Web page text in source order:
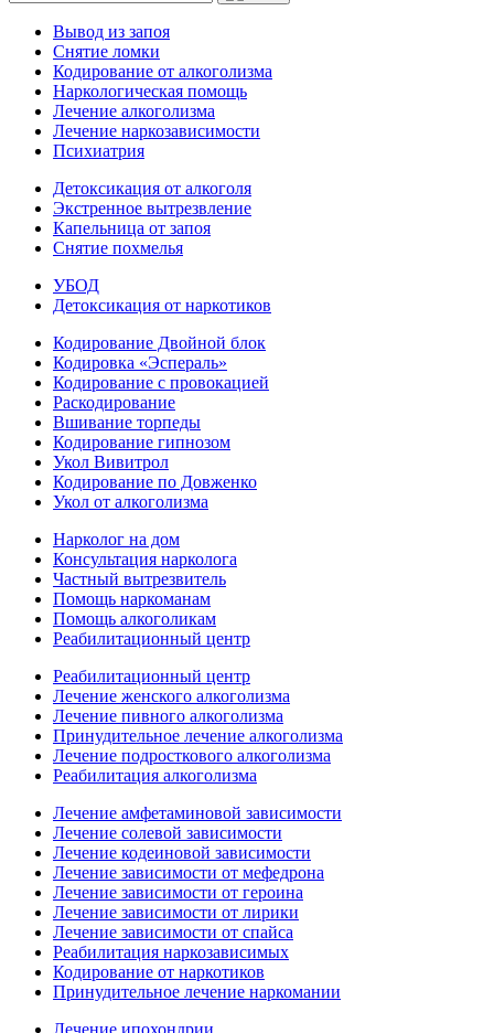
Вывод из запоя
Снятие ломки
Кодирование от алкоголизма
Наркологическая помощь
Лечение алкоголизма
Лечение наркозависимости
Психиатрия
Детоксикация от алкоголя
Экстренное вытрезвление
Капельница от запоя
Снятие похмелья
УБОД
Детоксикация от наркотиков
Кодирование Двойной блок
Кодировка «Эспераль»
Кодирование с провокацией
Раскодирование
Вшивание торпеды
Кодирование гипнозом
Укол Вивитрол
Кодирование по Довженко
Укол от алкоголизма
Нарколог на дом
Консультация нарколога
Частный вытрезвитель
Помощь наркоманам
Помощь алкоголикам
Реабилитационный центр
Реабилитационный центр
Лечение женского алкоголизма
Лечение пивного алкоголизма
Принудительное лечение алкоголизма
Лечение подросткового алкоголизма
Реабилитация алкоголизма
Лечение амфетаминовой зависимости
Лечение солевой зависимости
Лечение кодеиновой зависимости
Лечение зависимости от мефедрона
Лечение зависимости от героина
Лечение зависимости от лирики
Лечение зависимости от спайса
Реабилитация наркозависимых
Кодирование от наркотиков
Принудительное лечение наркомании
Лечение ипохондрии